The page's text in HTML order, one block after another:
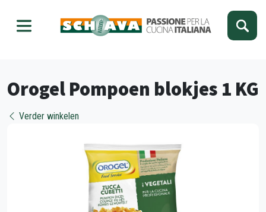
Orogel Pompoen blokjes 1 KG
Verder winkelen